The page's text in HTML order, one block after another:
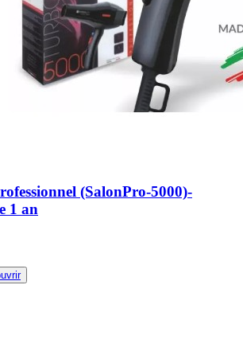
(SalonPro-5000)-
1 an